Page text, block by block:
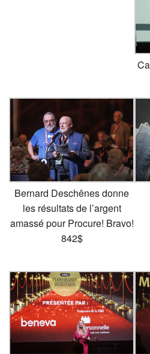
Bernard Deschênes donne
les résultats de l’argent
amassé pour Procure! Bravo!
842$